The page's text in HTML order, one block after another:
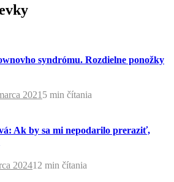
syndrómu. Rozdielne ponožky
20215 min čítania
Ak by sa mi nepodarilo preraziť,
202412 min čítania